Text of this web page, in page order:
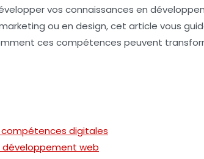
vos connaissances en
ou en design, cet article vous
ces compétences peuvent
compétences digitales
développement web